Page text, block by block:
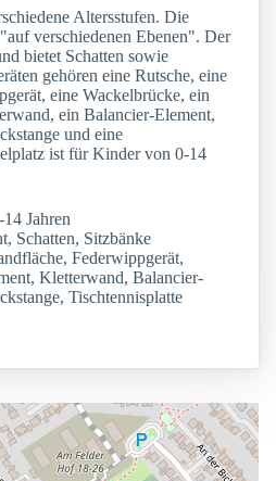
Altersstufen. Die
verschiedenen Ebenen". Der
bietet Schatten sowie
gehören eine Rutsche, eine
eine Wackelbrücke, ein
ein Balancier-Element,
und eine
ist für Kinder von 0-14
Jahren
Schatten, Sitzbänke
Federwippgerät,
Kletterwand, Balancier-
Tischtennisplatte